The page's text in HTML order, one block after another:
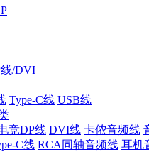
/DVI
Type-C线 USB线
竞DP线 DVI线 卡侬音频线
C线 RCA同轴音频线 耳机